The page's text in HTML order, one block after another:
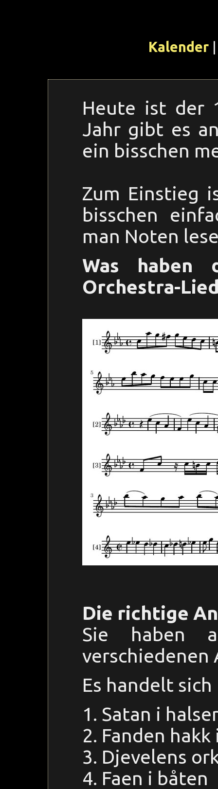
Kalender
Heute ist der
Jahr gibt es
ein bisschen
Zum Einstieg
bisschen
man Noten
Was haben
Orchestra-
Die richtige
Sie haben
verschiedenen
Es handelt
Satan i
Fanden hakk
Djevelens
Faen i båten